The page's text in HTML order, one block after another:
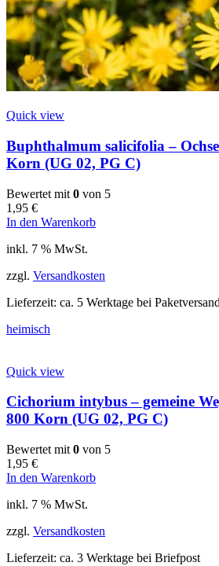
Quick view
Buphthalmum salicifolia –
Korn (UG 02, PG C)
Bewertet mit 0 von 5
1,95 €
In den Warenkorb
inkl. 7 % MwSt.
zzgl. Versandkosten
Lieferzeit: ca. 5 Werktage bei Paketversand
heimisch
Quick view
Cichorium intybus – gemeine
800 Korn (UG 02, PG C)
Bewertet mit 0 von 5
1,95 €
In den Warenkorb
inkl. 7 % MwSt.
zzgl. Versandkosten
Lieferzeit: ca. 3 Werktage bei Briefpost